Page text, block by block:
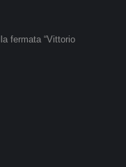
fermata “Vittorio